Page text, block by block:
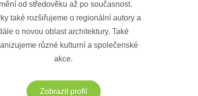
od středověku až po současnost.
také rozšiřujeme o regionální autory a
o novou oblast architektury. Také
různé kulturní a společenské
akce.
Zobrazit profil